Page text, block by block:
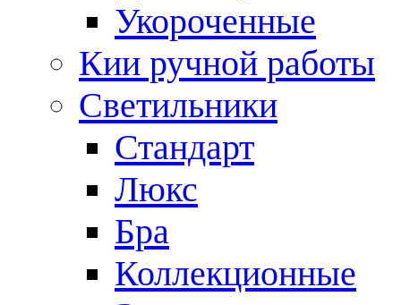
Укороченные
Кии ручной работы
Светильники
Стандарт
Люкс
Бра
Коллекционные